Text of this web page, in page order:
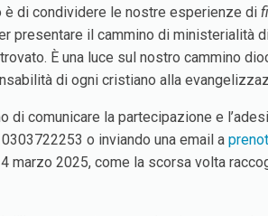
è di condividere le nostre esperienze di
presentare il cammino di ministerialità
È una luce sul nostro cammino
di ogni cristiano alla
di comunicare la partecipazione e
o inviando una email a
marzo 2025, come la scorsa volta